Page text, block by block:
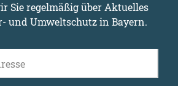
Sie regelmäßig über Aktuelles
und Umweltschutz in Bayern.